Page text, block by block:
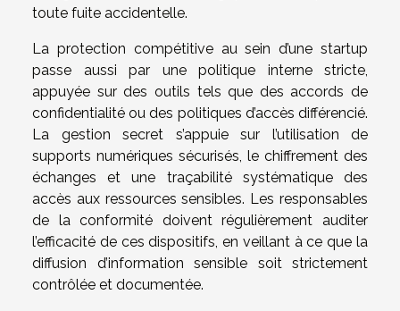
toute fuite accidentelle.
La protection compétitive au sein d’une startup
passe aussi par une politique interne stricte,
appuyée sur des outils tels que des accords de
confidentialité ou des politiques d’accès différencié.
La gestion secret s’appuie sur l’utilisation de
supports numériques sécurisés, le chiffrement des
échanges et une traçabilité systématique des
accès aux ressources sensibles. Les responsables
de la conformité doivent régulièrement auditer
l’efficacité de ces dispositifs, en veillant à ce que la
diffusion d’information sensible soit strictement
contrôlée et documentée.